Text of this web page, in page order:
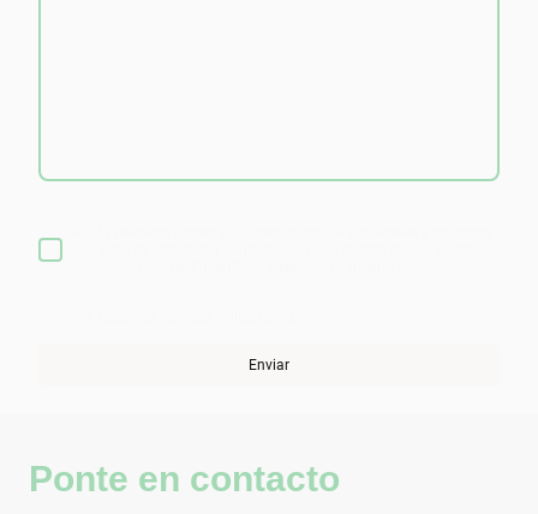
Enviar
Ponte en contacto